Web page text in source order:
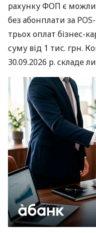
рахунку ФОП є
без абонплати за
трьох оплат бізнес-
суму від 1 тис. грн.
30.09.2026 р. складе